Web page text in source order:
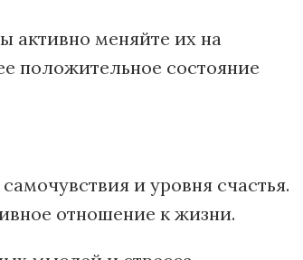
активно меняйте их на
положительное состояние
и уровня счастья.
отношение к жизни.